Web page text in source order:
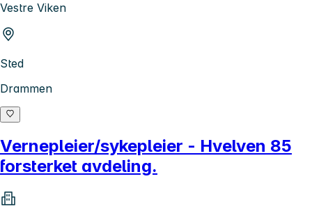
Vestre Viken
Sted
Drammen
Vernepleier/sykepleier - Hvelven 85
forsterket avdeling.